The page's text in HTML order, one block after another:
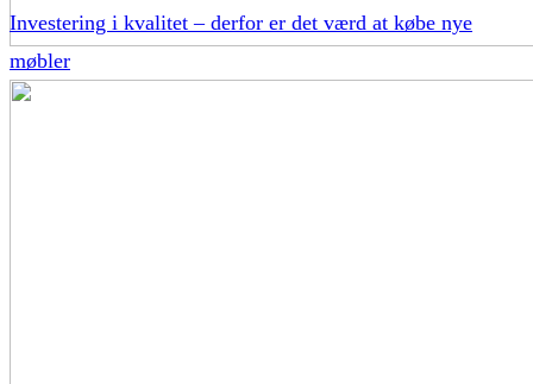
Investering i kvalitet – derfor er det værd at købe nye
møbler